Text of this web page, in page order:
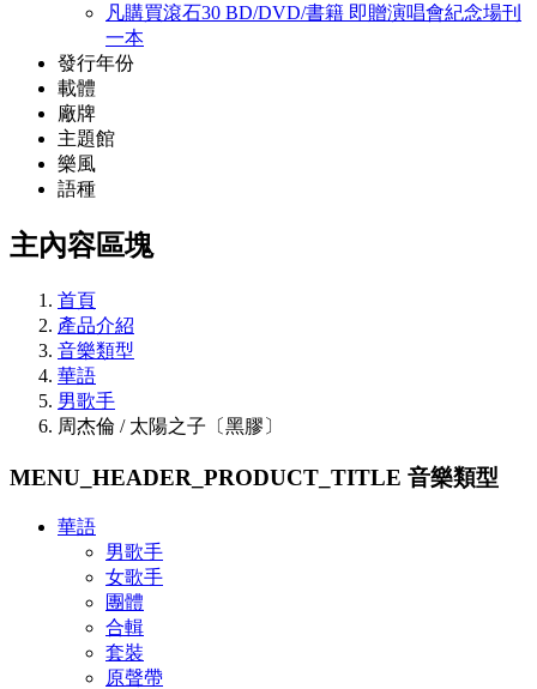
凡購買滾石30 BD/DVD/書籍 即贈演唱會紀念場刊
一本
發行年份
載體
廠牌
主題館
樂風
語種
主內容區塊
首頁
產品介紹
音樂類型
華語
男歌手
周杰倫 / 太陽之子〔黑膠〕
MENU_HEADER_PRODUCT_TITLE 音樂類型
華語
男歌手
女歌手
團體
合輯
套裝
原聲帶